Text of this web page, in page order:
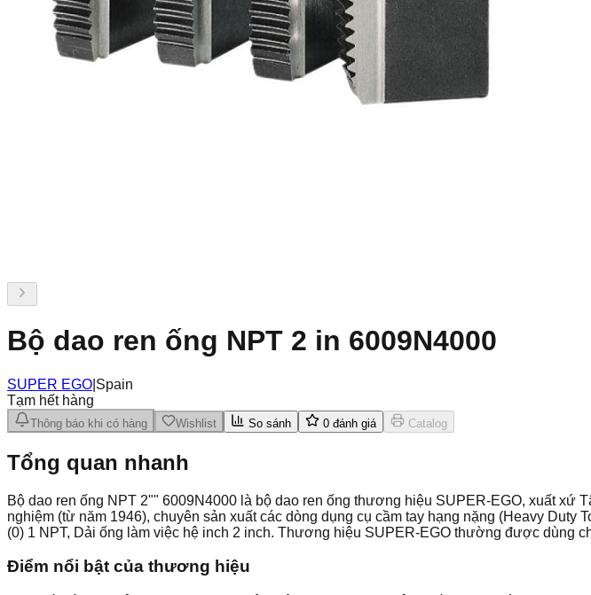
Bộ dao ren ống NPT 2 in 6009N4000
SUPER EGO Spain
Tạm hết hàng
Thông báo khi có hàng Wishlist So sánh 0 đánh giá Catalog
Tổng quan nhanh
Bộ dao ren ống NPT 2"" 6009N4000 là bộ dao ren ống thương hiệu SUPER-EGO, xuất
nghiệm (từ năm 1946), chuyên sản xuất các dòng dụng cụ cầm tay hạng nặng (Heavy
(0) 1 NPT, Dải ống làm việc hệ inch 2 inch. Thương hiệu SUPER-EGO thường được dùng
Điểm nổi bật của thương hiệu